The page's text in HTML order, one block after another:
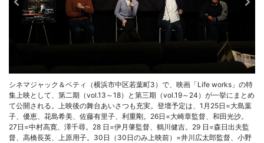
シネマジャック＆ベティ（横浜市中区若葉町3）で、映画「Life works」の特
集上映として、第二期（vol.13～18）と第三期（vol.19～24）が一挙にまとめ
て公開される。上映後の舞台あいさつも充実。登壇予定は、1月25日=大島葉
子、優恵、花島希美、佐藤有里子、利重剛。26日=大崎章監督、和田光沙。
27日=中村高寛、澤千尋。28 日=伊月肇監督、鶴川健吉。29 日=森日出夫監
督、高橋長英、上原用子。30日（30日のみ上映前）=井川広太郎監督、小野